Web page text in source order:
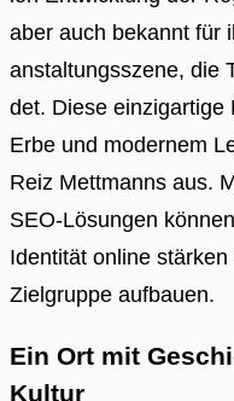
aber auch bekannt für
an­stal­tungs­sze­ne, die
det. Die­se ein­zig­ar­ti­ge
Erbe und moder­nem
Reiz Mett­manns aus.
SEO-Lösun­gen
Iden­ti­tät online
Ziel­grup­pe auf­bau­en.
Ein Ort mit
Kultur